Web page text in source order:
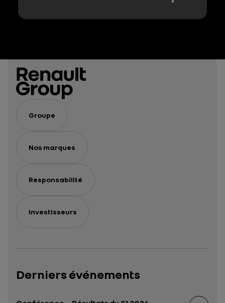
Groupe
Nos marques
Responsabilité
Investisseurs
Derniers événements